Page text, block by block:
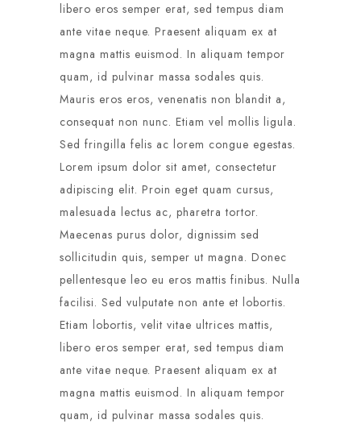
libero eros semper erat, sed tempus diam
ante vitae neque. Praesent aliquam ex at
magna mattis euismod. In aliquam tempor
quam, id pulvinar massa sodales quis.
Mauris eros eros, venenatis non blandit a,
consequat non nunc. Etiam vel mollis ligula.
Sed fringilla felis ac lorem congue egestas.
Lorem ipsum dolor sit amet, consectetur
adipiscing elit. Proin eget quam cursus,
malesuada lectus ac, pharetra tortor.
Maecenas purus dolor, dignissim sed
sollicitudin quis, semper ut magna. Donec
pellentesque leo eu eros mattis finibus. Nulla
facilisi. Sed vulputate non ante et lobortis.
Etiam lobortis, velit vitae ultrices mattis,
libero eros semper erat, sed tempus diam
ante vitae neque. Praesent aliquam ex at
magna mattis euismod. In aliquam tempor
quam, id pulvinar massa sodales quis.